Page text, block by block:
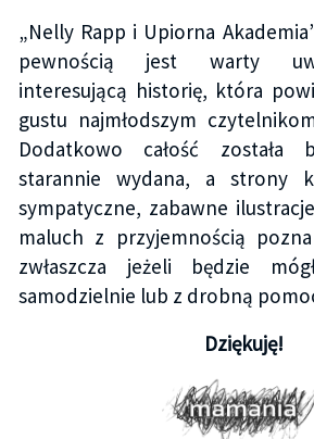
„Nelly Rapp i Upiorna
pewnością jest warty
interesującą historię, która
gustu najmłodszym
Dodatkowo całość została
starannie wydana, a strony
sympatyczne, zabawne
maluch z przyjemnością
zwłaszcza jeżeli będzie
samodzielnie lub z drobną
Dziękuję!